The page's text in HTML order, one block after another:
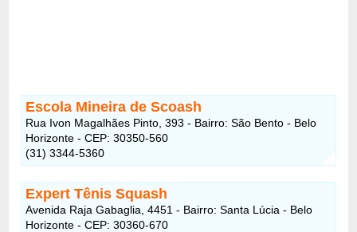
Escola Mineira de Scoash
Rua Ivon Magalhães Pinto, 393 - Bairro: São Bento - Belo
Horizonte - CEP: 30350-560
(31) 3344-5360
Expert Tênis Squash
Avenida Raja Gabaglia, 4451 - Bairro: Santa Lúcia - Belo
Horizonte - CEP: 30360-670